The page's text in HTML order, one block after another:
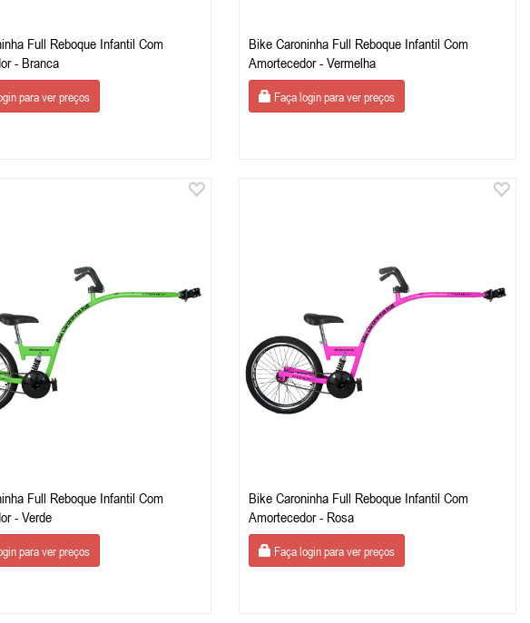
Full Reboque Infantil Com
- Branca
para ver preços
Bike Caroninha Full Reboque Infantil Com
Amortecedor - Vermelha
Faça login para ver preços
Full Reboque Infantil Com
- Verde
para ver preços
Bike Caroninha Full Reboque Infantil Com
Amortecedor - Rosa
Faça login para ver preços